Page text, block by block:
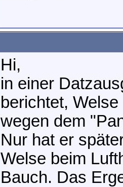
Hi,
in einer
berichtet,
wegen dem
Nur hat er
Welse beim
Bauch. Das